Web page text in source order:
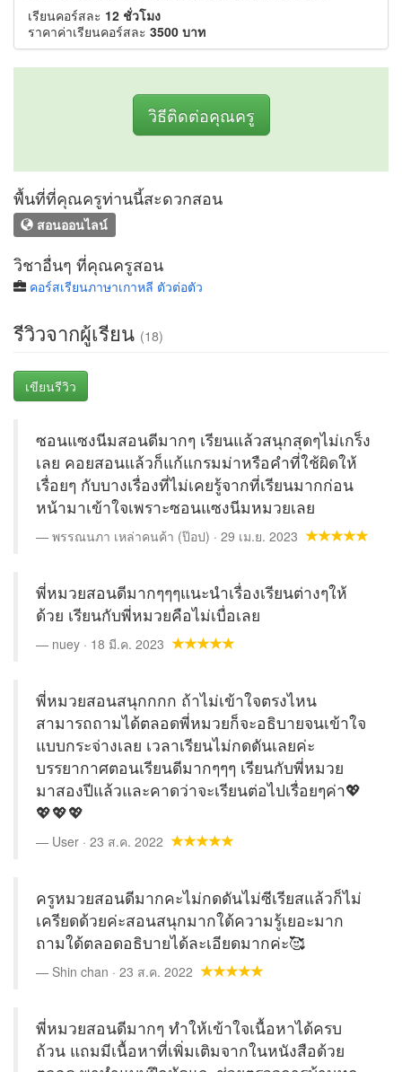
เรียนคอร์สละ 12 ชั่วโมง
ราคาค่าเรียนคอร์สละ 3500 บาท
วิธีติดต่อคุณครู
พื้นที่ที่คุณครูท่านนี้สะดวกสอน
สอนออนไลน์
วิชาอื่นๆ ที่คุณครูสอน
คอร์สเรียนภาษาเกาหลี ตัวต่อตัว
รีวิวจากผู้เรียน (18)
เขียนรีวิว
ซอนแซงนีมสอนดีมากๆ เรียนแล้วสนุกสุดๆไม่เกร็ง
เลย คอยสอนแล้วก็แก้แกรมม่าหรือคำที่ใช้ผิดให้
เรื่อยๆ กับบางเรื่องที่ไม่เคยรู้จากที่เรียนมากก่อน
หน้ามาเข้าใจเพราะซอนแซงนีมหมวยเลย
พรรณนภา เหล่าคนค้า (ป๊อป) · 29 เม.ย. 2023
พี่หมวยสอนดีมากๆๆๆแนะนำเรื่องเรียนต่างๆให้
ด้วย เรียนกับพี่หมวยคือไม่เบื่อเลย
nuey · 18 มี.ค. 2023
พี่หมวยสอนสนุกกกก ถ้าไม่เข้าใจตรงไหน
สามารถถามได้ตลอดพี่หมวยก็จะอธิบายจนเข้าใจ
แบบกระจ่างเลย เวลาเรียนไม่กดดันเลยค่ะ
บรรยากาศตอนเรียนดีมากๆๆๆ เรียนกับพี่หมวย
มาสองปีแล้วและคาดว่าจะเรียนต่อไปเรื่อยๆค่า💖
💖💖💖
User · 23 ส.ค. 2022
ครูหมวยสอนดีมากคะไม่กดดันไม่ซีเรียสแล้วก็ไม่
เครียดด้วยค่ะสอนสนุกมากใด้ความรู้เยอะมาก
ถามใด้ตลอดอธิบายได้ละเอียดมากค่ะ🥰
Shin chan · 23 ส.ค. 2022
พี่หมวยสอนดีมากๆ ทำให้เข้าใจเนื้อหาได้ครบ
ถ้วน แถมมีเนื้อหาที่เพิ่มเติมจากในหนังสือด้วย